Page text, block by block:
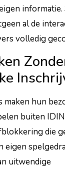
informatie.
al de
volledig
maken hun
buiten
die
eigen
uitwendige